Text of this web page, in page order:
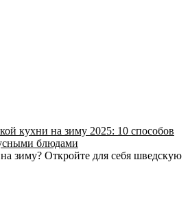
кухни на зиму 2025: 10 способов
блюдами
зиму? Откройте для себя шведскую